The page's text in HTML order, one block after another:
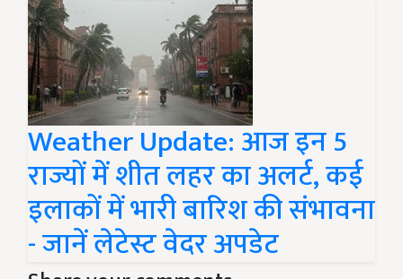
Weather Update: आज इन 5
राज्यों में शीत लहर का अलर्ट, कई
इलाकों में भारी बारिश की संभावना
- जानें लेटेस्ट वेदर अपडेट